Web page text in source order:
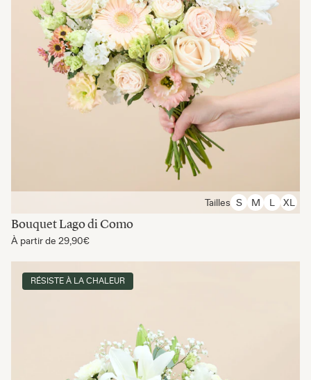
Tailles S M XL
Bouquet Lago di Como
À partir de 29,90€
RÉSISTE À LA CHALEUR